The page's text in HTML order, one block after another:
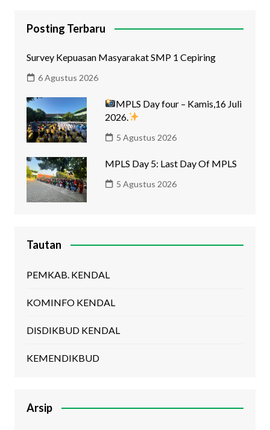
Posting Terbaru
Survey Kepuasan Masyarakat SMP 1 Cepiring
6 Agustus 2026
MPLS Day four – Kamis,16 Juli
2026.
5 Agustus 2026
MPLS Day 5: Last Day Of MPLS
5 Agustus 2026
Tautan
PEMKAB. KENDAL
KOMINFO KENDAL
DISDIKBUD KENDAL
KEMENDIKBUD
Arsip